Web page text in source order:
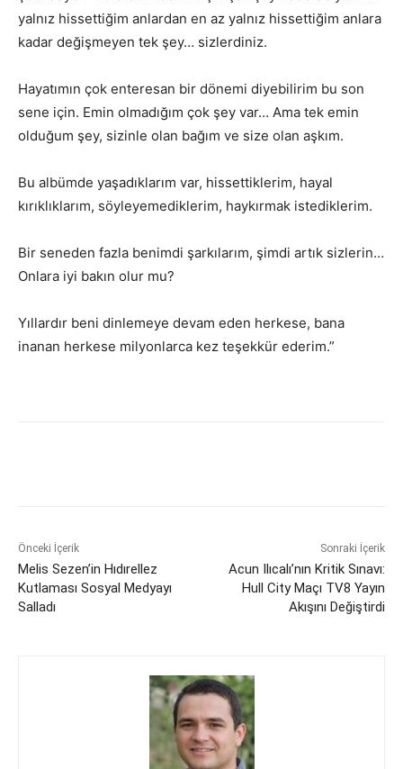
yalnız hissettiğim anlardan en az yalnız hissettiğim anlara
kadar değişmeyen tek şey… sizlerdiniz.
Hayatımın çok enteresan bir dönemi diyebilirim bu son
sene için. Emin olmadığım çok şey var… Ama tek emin
olduğum şey, sizinle olan bağım ve size olan aşkım.
Bu albümde yaşadıklarım var, hissettiklerim, hayal
kırıklıklarım, söyleyemediklerim, haykırmak istediklerim.
Bir seneden fazla benimdi şarkılarım, şimdi artık sizlerin…
Onlara iyi bakın olur mu?
Yıllardır beni dinlemeye devam eden herkese, bana
inanan herkese milyonlarca kez teşekkür ederim.”
Önceki İçerik
Melis Sezen’in Hıdırellez
Kutlaması Sosyal Medyayı
Salladı
Sonraki İçerik
Acun Ilıcalı’nın Kritik Sınavı:
Hull City Maçı TV8 Yayın
Akışını Değiştirdi